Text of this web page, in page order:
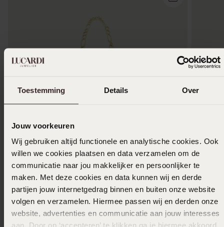
Toestemming Details Over
Jouw voorkeuren
Wij gebruiken altijd functionele en analytische cookies. Ook
willen we cookies plaatsen en data verzamelen om de
communicatie naar jou makkelijker en persoonlijker te
maken. Met deze cookies en data kunnen wij en derde
partijen jouw internetgedrag binnen en buiten onze website
volgen en verzamelen. Hiermee passen wij en derden onze
website, advertenties en communicatie aan jouw interesses
aan. Door op ‘accepteren’ te klikken ga je hiermee akkoord.
9 Karaat armband met figaroschakel
19990
Bestseller
met wit
29.9919